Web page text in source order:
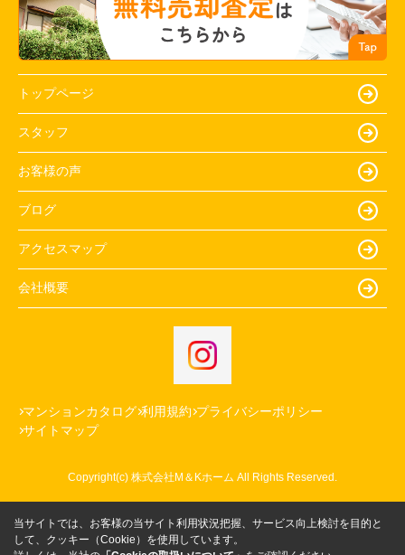
トップページ
スタッフ
お客様の声
ブログ
アクセスマップ
会社概要
マンションカタログ 利用規約 プライバシーポリシー
サイトマップ
Copyright(c) 株式会社M＆Kホーム All Rights Reserved.
当サイトでは、お客様の当サイト利用状況把握、サービス向上検討を目的と
して、クッキー（Cookie）を使用しています。